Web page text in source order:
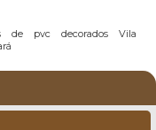
de pvc decorados Vila